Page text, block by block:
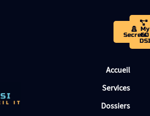
Secrets
My
GO
DSI
Accueil
Services
Dossiers